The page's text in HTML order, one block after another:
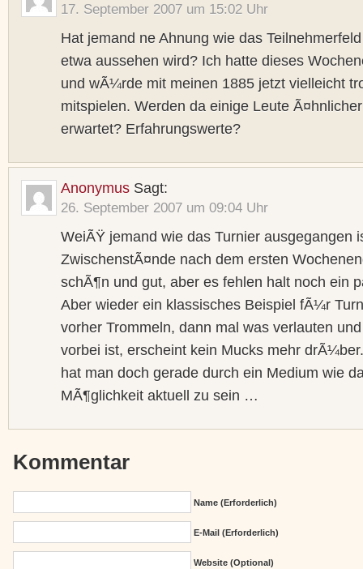
17. September 2007 um 15:02 Uhr
Hat jemand ne Ahnung wie das
etwa aussehen wird? Ich hatte dieses
und wÃ¼rde mit meinen 1885 jetzt vielleicht
mitspielen. Werden da einige Leute
erwartet? Erfahrungswerte?
Anonymus Sagt:
26. September 2007 um 09:04 Uhr
WeiÃŸ jemand wie das Turnier ausgegangen
ZwischenstÃ¤nde nach dem ersten
schÃ¶n und gut, aber es fehlen halt noch ein
Aber wieder ein klassisches Beispiel fÃ¼r
vorher Trommeln, dann mal was verlauten
vorbei ist, erscheint kein Mucks mehr
hat man doch gerade durch ein Medium wie
MÃ¶glichkeit aktuell zu sein …
Kommentar
Name (erforderlich)
E-Mail (erforderlich)
Website (Optional)